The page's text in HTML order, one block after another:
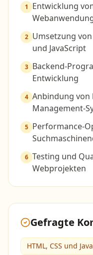
1
Entwicklung
2 Umsetzung von
und JavaScript
3 Backend-
Entwicklung
4 Anbindung von
Management-
5 Performance-
6 Testing und
Webprojekten
Gefragte
HTML, CSS und